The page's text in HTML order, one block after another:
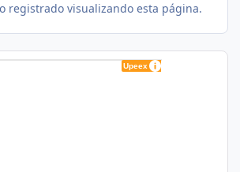
registrado visualizando esta página.